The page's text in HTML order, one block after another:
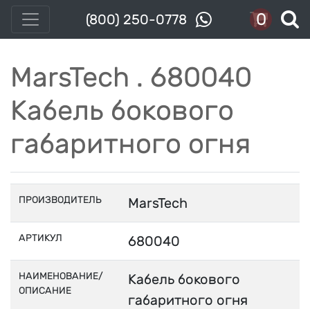
(800) 250-0778 0
MarsTech . 680040
Кабель бокового
габаритного огня
ПРОИЗВОДИТЕЛЬ MarsTech
АРТИКУЛ 680040
НАИМЕНОВАНИЕ/
ОПИСАНИЕ
Кабель бокового
габаритного огня